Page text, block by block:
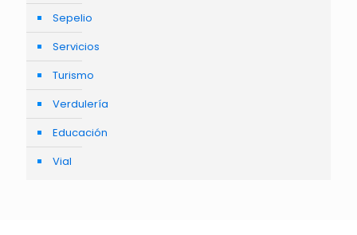
Sepelio
Servicios
Turismo
Verdulería
Educación
Vial